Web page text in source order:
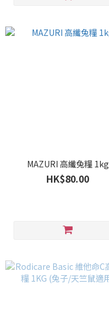
MAZURI 高纖兔糧 1kg
HK$80.00